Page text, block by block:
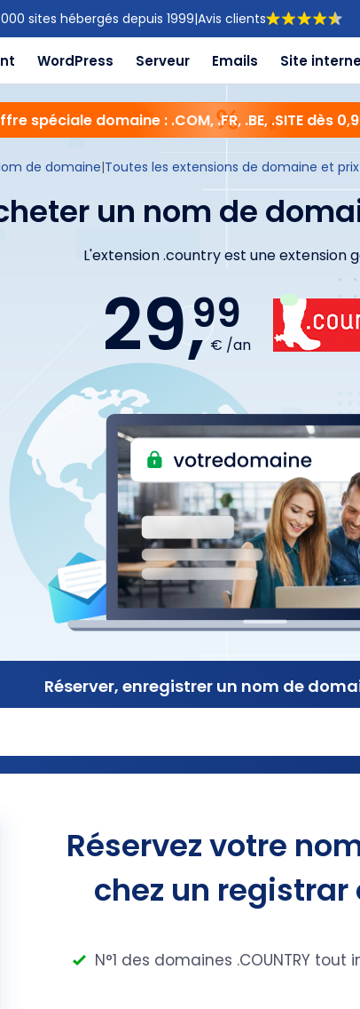
sites hébergés depuis 1999|Avis clients
WordPress Serveur Emails Site
spéciale domaine : .COM, .FR, .BE, .SITE dès
de domaine|Toutes les extensions de domaine et prix
un nom de
L'extension .country est une extension
29,99
€ /an
Réserver, enregistrer un nom de
Réservez votre
chez un
N°1 des domaines .COUNTRY tout